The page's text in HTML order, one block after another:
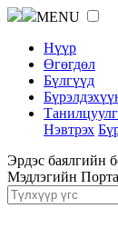
MENU
Нүүр
Өгөгдөл
Бүлгүүд
Нэвтрэх
Эрдэс баялгийн
Мэдлэгийн